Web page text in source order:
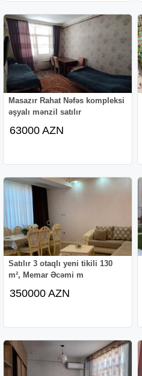
Masazır Rahat Nəfəs kompleksi
əşyalı mənzil satılır
63000 AZN
Satılır 3 otaqlı yeni tikili 130
m², Memar Əcəmi m
350000 AZN